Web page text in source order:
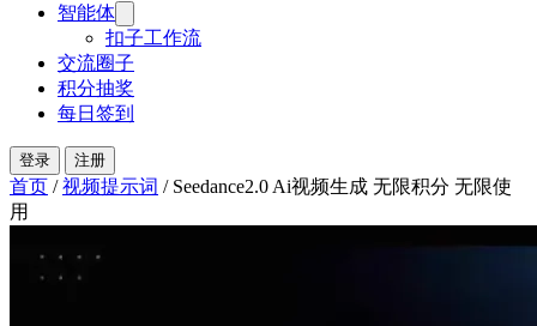
智能体
扣子工作流
交流圈子
积分抽奖
每日签到
登录 注册
首页 / 视频提示词 / Seedance2.0 Ai视频生成 无限积分 无限使
用